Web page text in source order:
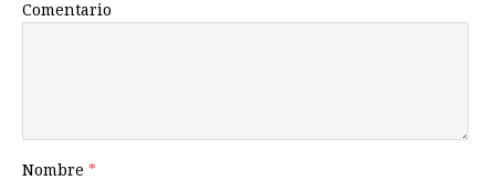
Comentario
Nombre *